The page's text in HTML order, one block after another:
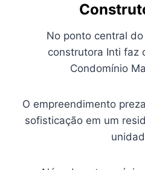
No ponto central
construtora Inti faz
Condomínio
O empreendimento
sofisticação em um